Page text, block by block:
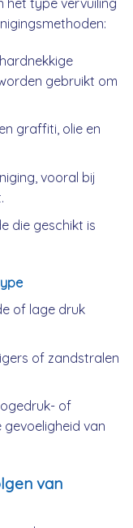
gebruikt om
graffiti, olie en
vooral bij
die geschikt is
of lage druk
of zandstralen
of
van
van